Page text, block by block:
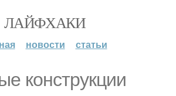
ЛАЙФХАКИ
новости статьи
конструкции